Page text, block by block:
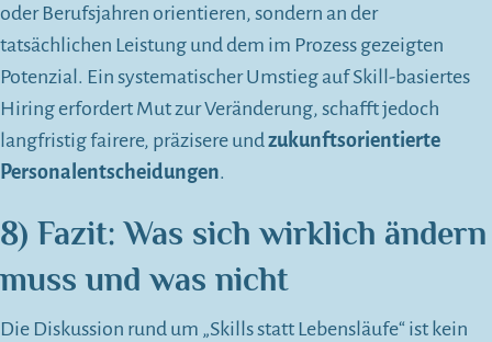
oder Berufsjahren orientieren, sondern an der
tatsächlichen Leistung und dem im Prozess gezeigten
Potenzial. Ein systematischer Umstieg auf Skill-basiertes
Hiring erfordert Mut zur Veränderung, schafft jedoch
langfristig fairere, präzisere undzukunftsorientierte
Personalentscheidungen.
8) Fazit: Was sich wirklich ändern
muss und was nicht
Die Diskussion rund um „Skills statt Lebensläufe“ ist kein